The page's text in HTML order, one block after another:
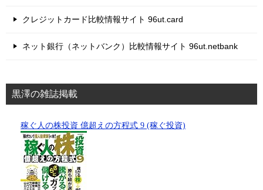
クレジットカード比較情報サイト 96ut.card
ネット銀行（ネットバンク）比較情報サイト 96ut.netbank
黒澤の雑誌掲載
稼ぐ人の株投資 億超えの方程式 9 (稼ぐ投資)